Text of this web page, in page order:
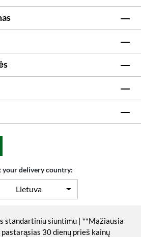
your delivery country:
Lietuva
standartiniu siuntimu | **Mažiausia
30 dienų prieš kainų